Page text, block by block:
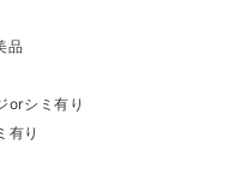
品
orシミ有り
有り